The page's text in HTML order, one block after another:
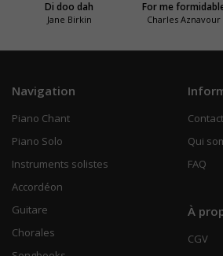
Di doo dah
Jane Birkin
For me
Charles Aznavour
Navigation
Piano Chant
Piano Solo
Instruments solistes
Accordéon
Guitare
Chorales
Qui
FAQ
À
CGV